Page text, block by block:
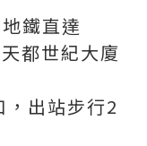
鐵直達
都世紀大廈
出站步行2